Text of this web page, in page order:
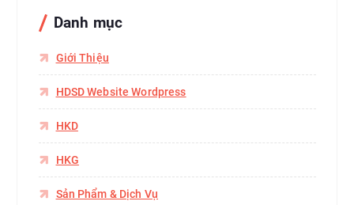
Danh mục
Giới Thiệu
HDSD Website Wordpress
HKD
HKG
Sản Phẩm & Dịch Vụ